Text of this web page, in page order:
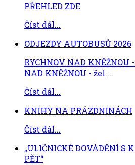
PŘEHLED ZDE
Číst dál...
ODJEZDY AUTOBUSŮ 2026
RYCHNOV NAD KNĚŽNOU
NAD KNĚŽNOU - žel....
Číst dál...
KNIHY NA PRÁZDNINÁCH
Číst dál...
„ULIČNICKÉ DOVÁDĚNÍ S
PĚT“